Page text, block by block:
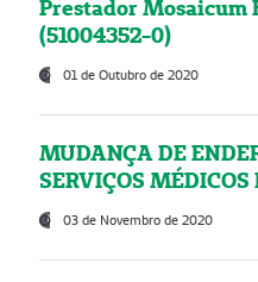
Prestador Mosaicum
(51004352-0)
01 de Outubro de 2020
MUDANÇA DE
SERVIÇOS
03 de Novembro de 2020